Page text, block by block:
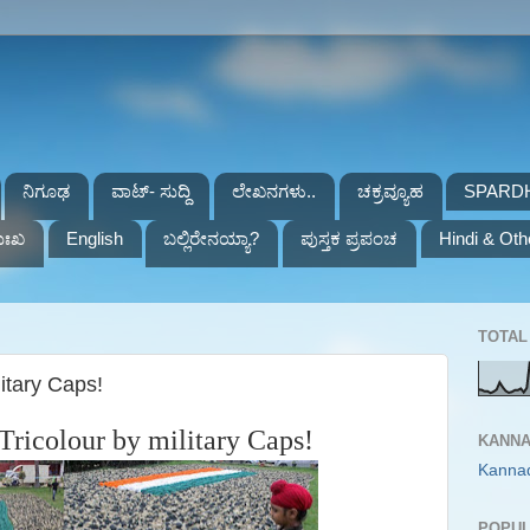
ನಿಗೂಢ ವಾಟ್- ಸುದ್ದಿ ಲೇಖನಗಳು.. ಚಕ್ರವ್ಯೂಹ
English ಬಲ್ಲಿರೇನಯ್ಯಾ? ಪುಸ್ತಕ ಪ್ರಪಂಚ Hindi &
Caps!
by military Caps!